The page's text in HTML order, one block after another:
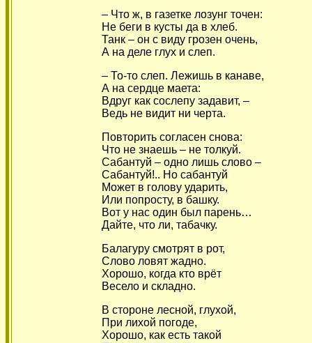
– Что ж, в газетке лозунг точен:
Не беги в кусты да в хлеб.
Танк – он с виду грозен очень,
А на деле глух и слеп.
– То-то слеп. Лежишь в канаве,
А на сердце маета:
Вдруг как сослепу задавит, –
Ведь не видит ни черта.
Повторить согласен снова:
Что не знаешь – не толкуй.
Сабантуй – одно лишь слово –
Сабантуй!.. Но сабантуй
Может в голову ударить,
Или попросту, в башку.
Вот у нас один был парень…
Дайте, что ли, табачку.
Балагуру смотрят в рот,
Слово ловят жадно.
Хорошо, когда кто врёт
Весело и складно.
В стороне лесной, глухой,
При лихой погоде,
Хорошо, как есть такой